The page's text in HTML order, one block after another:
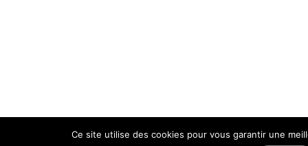
Ce site utilise des cookies pour vous garantir une